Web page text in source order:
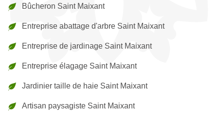
Bûcheron Saint Maixant
Entreprise abattage d'arbre Saint Maixant
Entreprise de jardinage Saint Maixant
Entreprise élagage Saint Maixant
Jardinier taille de haie Saint Maixant
Artisan paysagiste Saint Maixant